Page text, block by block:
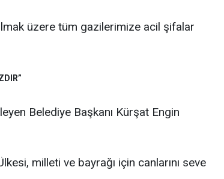
üzere tüm gazilerimize acil şifalar
Belediye Başkanı Kürşat Engin
milleti ve bayrağı için canlarını seve